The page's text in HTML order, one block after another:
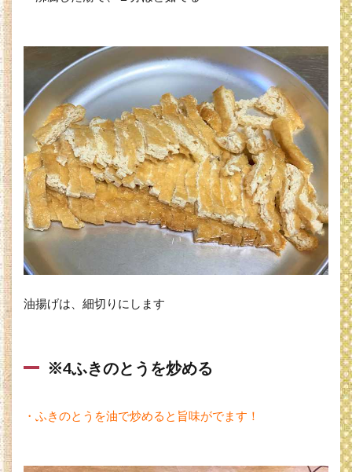
油揚げは、細切りにします
※4ふきのとうを炒める
・ふきのとうを油で炒めると旨味がでます！